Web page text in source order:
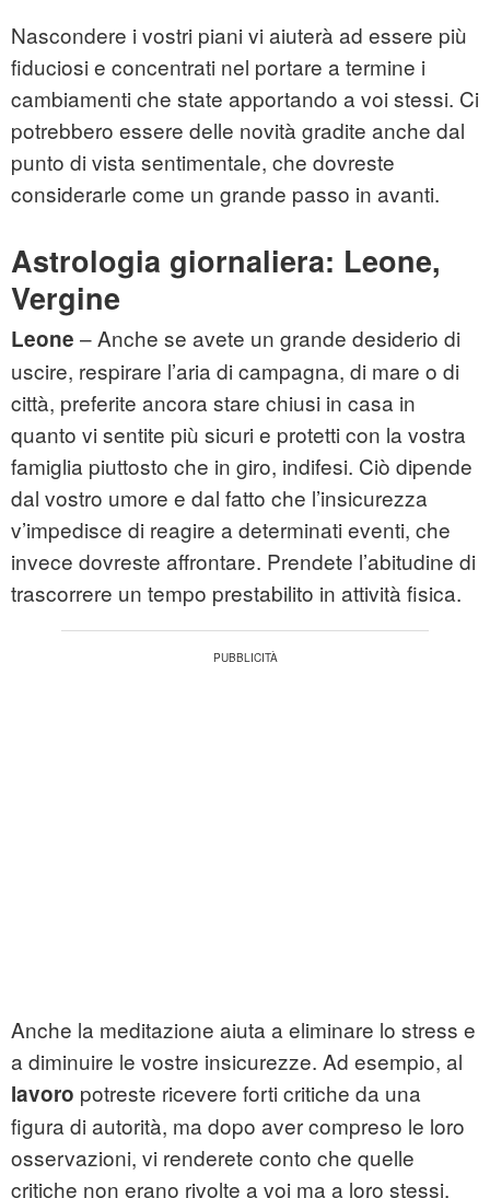
Nascondere i vostri piani vi aiuterà ad essere più
fiduciosi e concentrati nel portare a termine i
cambiamenti che state apportando a voi stessi. Ci
potrebbero essere delle novità gradite anche dal
punto di vista sentimentale, che dovreste
considerarle come un grande passo in avanti.
Astrologia giornaliera: Leone,
Vergine
Leone – Anche se avete un grande desiderio di
uscire, respirare l’aria di campagna, di mare o di
città, preferite ancora stare chiusi in casa in
quanto vi sentite più sicuri e protetti con la vostra
famiglia piuttosto che in giro, indifesi. Ciò dipende
dal vostro umore e dal fatto che l’insicurezza
v’impedisce di reagire a determinati eventi, che
invece dovreste affrontare. Prendete l’abitudine di
trascorrere un tempo prestabilito in attività fisica.
Anche la meditazione aiuta a eliminare lo stress e
a diminuire le vostre insicurezze. Ad esempio, al
lavoro potreste ricevere forti critiche da una
figura di autorità, ma dopo aver compreso le loro
osservazioni, vi renderete conto che quelle
critiche non erano rivolte a voi ma a loro stessi.